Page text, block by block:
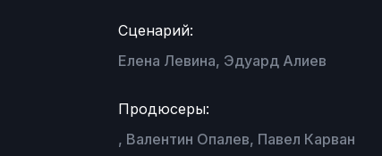
Сценарий:
Елена Левина, Эдуард Алиев
Продюсеры:
, Валентин Опалев, Павел Карван